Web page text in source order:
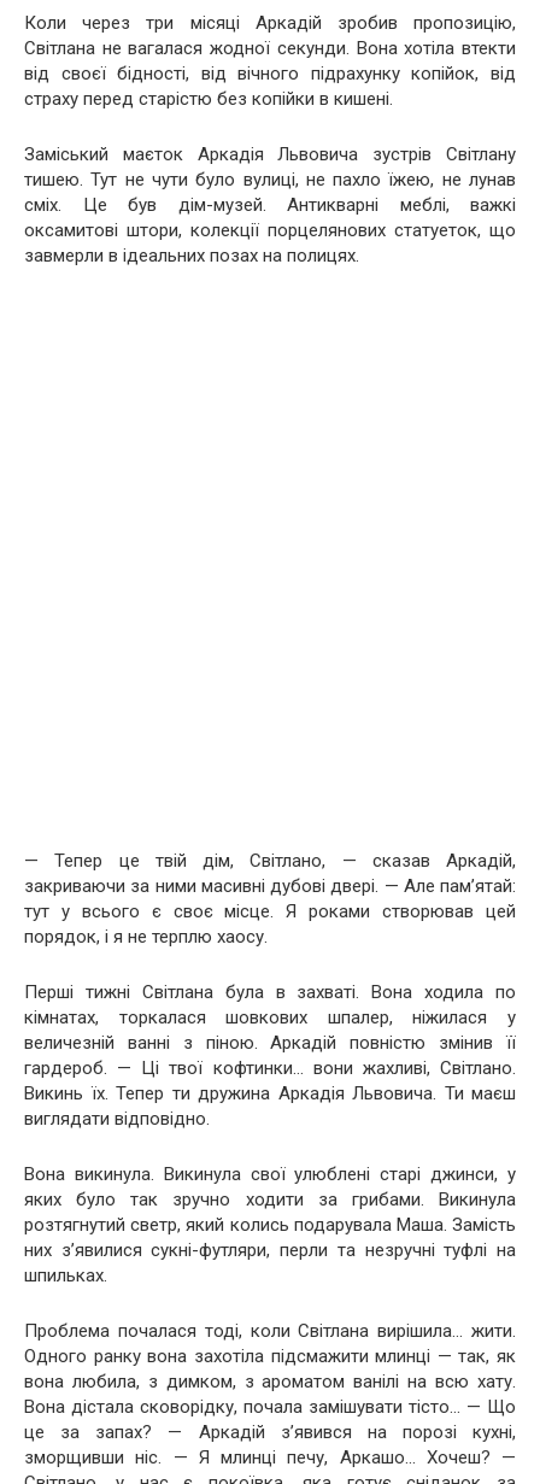
Коли через три місяці Аркадій зробив пропозицію,
Світлана не вагалася жодної секунди. Вона хотіла втекти
від своєї бідності, від вічного підрахунку копійок, від
страху перед старістю без копійки в кишені.
Заміський маєток Аркадія Львовича зустрів Світлану
тишею. Тут не чути було вулиці, не пахло їжею, не лунав
сміх. Це був дім-музей. Антикварні меблі, важкі
оксамитові штори, колекції порцелянових статуеток, що
завмерли в ідеальних позах на полицях.
— Тепер це твій дім, Світлано, — сказав Аркадій,
закриваючи за ними масивні дубові двері. — Але пам’ятай:
тут у всього є своє місце. Я роками створював цей
порядок, і я не терплю хаосу.
Перші тижні Світлана була в захваті. Вона ходила по
кімнатах, торкалася шовкових шпалер, ніжилася у
величезній ванні з піною. Аркадій повністю змінив її
гардероб. — Ці твої кофтинки… вони жахливі, Світлано.
Викинь їх. Тепер ти дружина Аркадія Львовича. Ти маєш
виглядати відповідно.
Вона викинула. Викинула свої улюблені старі джинси, у
яких було так зручно ходити за грибами. Викинула
розтягнутий светр, який колись подарувала Маша. Замість
них з’явилися сукні-футляри, перли та незручні туфлі на
шпильках.
Проблема почалася тоді, коли Світлана вирішила… жити.
Одного ранку вона захотіла підсмажити млинці — так, як
вона любила, з димком, з ароматом ванілі на всю хату.
Вона дістала сковорідку, почала замішувати тісто… — Що
це за запах? — Аркадій з’явився на порозі кухні,
зморщивши ніс. — Я млинці печу, Аркашо… Хочеш? —